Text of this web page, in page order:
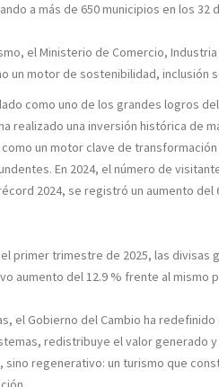
a más de 650 municipios en los 32
el Ministerio de Comercio,
un motor de sostenibilidad, inclusión
como uno de los grandes logros
realizado una inversión histórica de
un motor clave de transformación
En 2024, el número de
2024, se registró un aumento
primer trimestre de 2025, las divisas
aumento del 12.9 % frente al mismo
el Gobierno del Cambio ha
redistribuye el valor generado
sino regenerativo: un turismo que